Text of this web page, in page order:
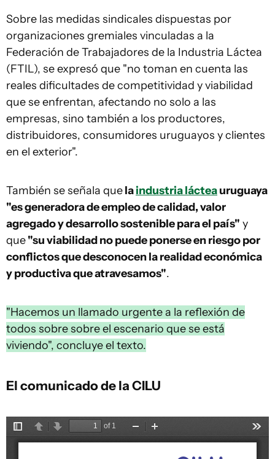
Sobre las medidas sindicales dispuestas por
organizaciones gremiales vinculadas a la
Federación de Trabajadores de la Industria Láctea
(FTIL), se expresó que "no toman en cuenta las
reales dificultades de competitividad y viabilidad
que se enfrentan, afectando no solo a las
empresas, sino también a los productores,
distribuidores, consumidores uruguayos y clientes
en el exterior".
También se señala quelaindustria lácteauruguaya
"es generadora de empleo de calidad, valor
agregado y desarrollo sostenible para el país" y
que"su viabilidad no puede ponerse en riesgo por
conflictos que desconocen la realidad económica
y productiva que atravesamos".
"Hacemos un llamado urgente a la reflexión de
todos sobre sobre el escenario que se está
viviendo", concluye el texto.
El comunicado de la CILU